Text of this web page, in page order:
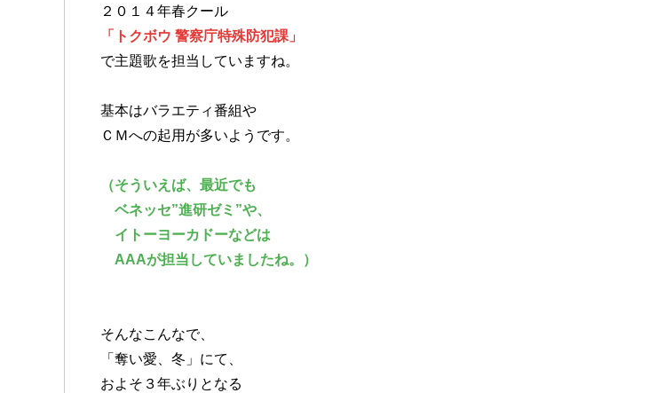
２０１４年春クール
「トクボウ 警察庁特殊防犯課」
で主題歌を担当していますね。
基本はバラエティ番組や
ＣＭへの起用が多いようです。
（そういえば、最近でも
ベネッセ”進研ゼミ”や、
イトーヨーカドーなどは
AAAが担当していましたね。）
そんなこんなで、
「奪い愛、冬」にて、
およそ３年ぶりとなる